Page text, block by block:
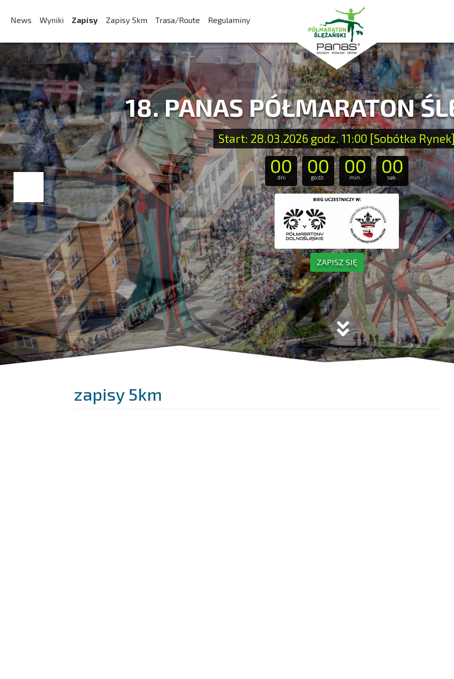
News Wyniki Zapisy Zapisy 5km Trasa/Route Regulaminy
18. PANAS PÓŁMARATON
Start: 28.03.2026 godz. 11:00 [Sobótka Rynek]
00
dni
00
godz.
00
min.
00
sek.
ZAPISZ SIĘ
zapisy 5km